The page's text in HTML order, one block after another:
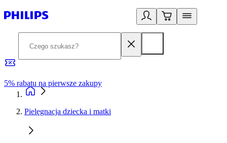
5% rabatu na pierwsze zakupy
Pielęgnacja dziecka i matki